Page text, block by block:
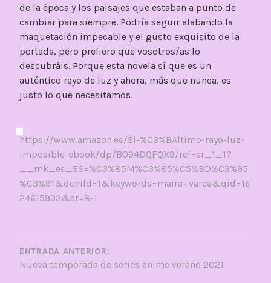
de la época y los paisajes que estaban a punto de
cambiar para siempre. Podría seguir alabando la
maquetación impecable y el gusto exquisito de la
portada, pero prefiero que vosotros/as lo
descubráis. Porque esta novela sí que es un
auténtico rayo de luz y ahora, más que nunca, es
justo lo que necesitamos.
https://www.amazon.es/El-%C3%BAltimo-rayo-luz-
imposible-ebook/dp/B094DQFQX9/ref=sr_1_1?
__mk_es_ES=%C3%85M%C3%85%C5%BD%C3%95
%C3%91&dchild=1&keywords=maira+varea&qid=16
24615933&sr=8-1
NAVEGACIÓN
DE
ENTRADAS
ENTRADA ANTERIOR:
Nueva temporada de series anime verano 2021